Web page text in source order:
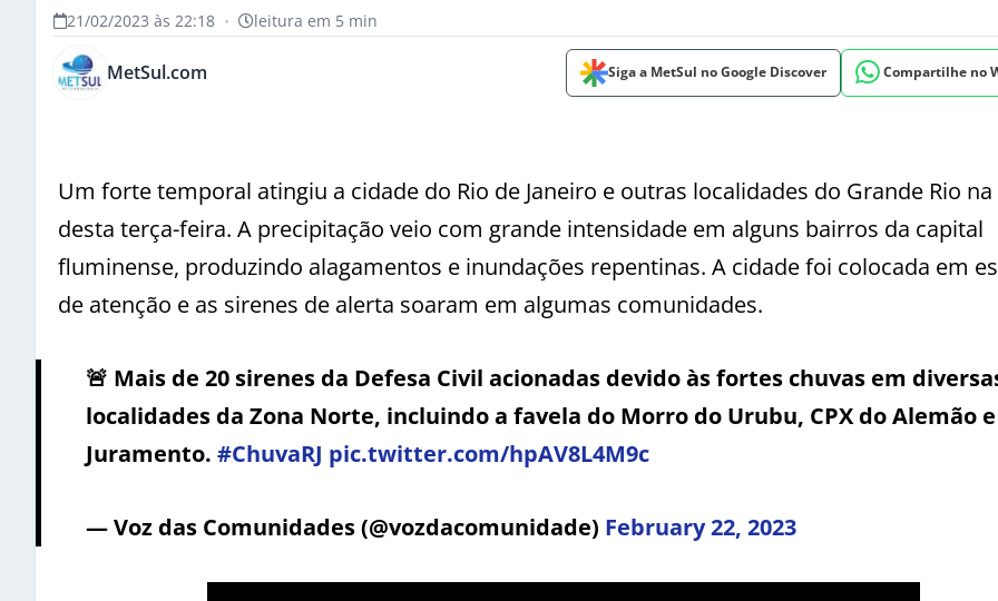
21/02/2023 às 22:18 • leitura em 5 min
MetSul.com Siga a MetSul no Google Discover Compartilhe no
Um forte temporal atingiu a cidade do Rio de Janeiro e outras localidades do Grande Rio
desta terça-feira. A precipitação veio com grande intensidade em alguns bairros da capital
fluminense, produzindo alagamentos e inundações repentinas. A cidade foi colocada em
de atenção e as sirenes de alerta soaram em algumas comunidades.
🚨 Mais de 20 sirenes da Defesa Civil acionadas devido às fortes chuvas em
localidades da Zona Norte, incluindo a favela do Morro do Urubu, CPX do Alemão e
Juramento. #ChuvaRJ pic.twitter.com/hpAV8L4M9c
— Voz das Comunidades (@vozdacomunidade) February 22, 2023